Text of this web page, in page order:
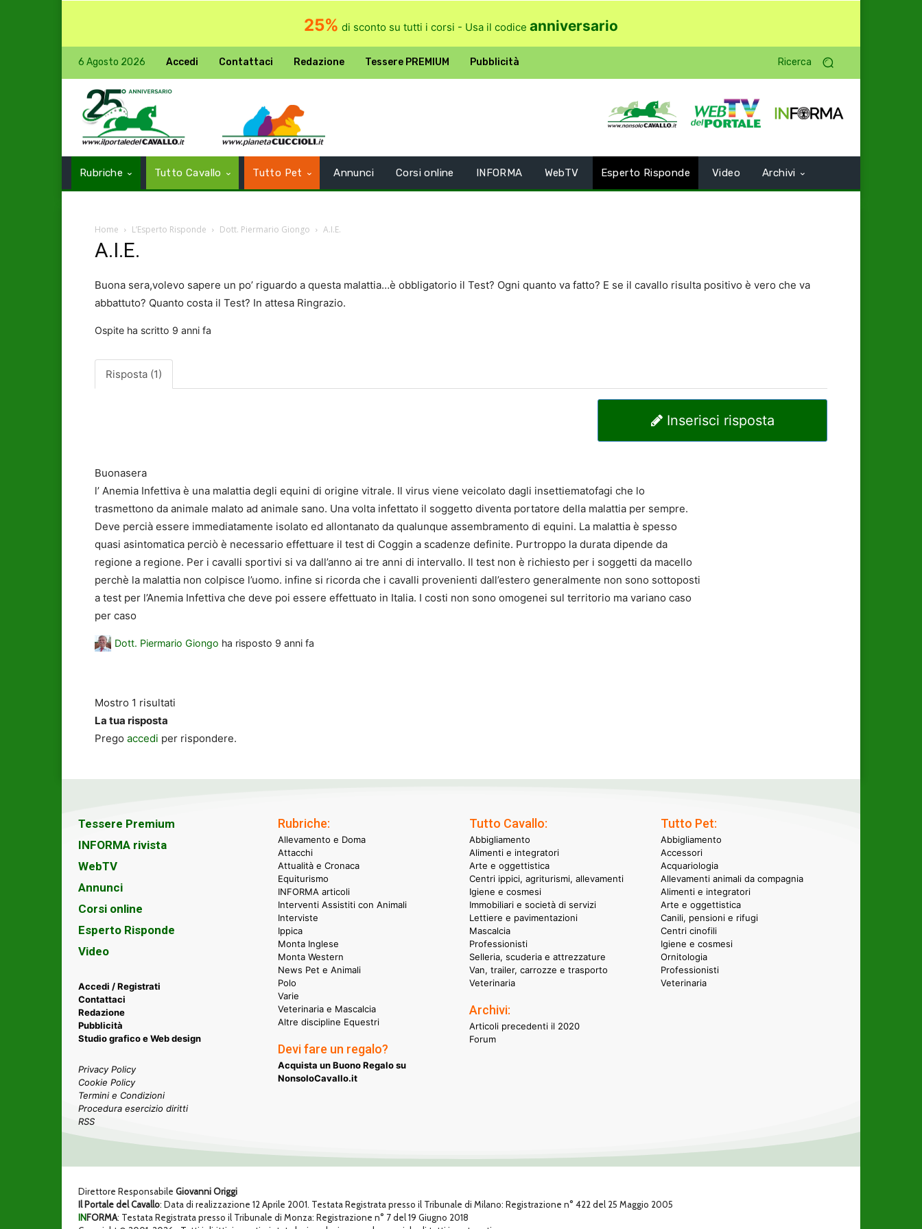
25% di sconto su tutti i corsi - Usa il codice anniversario
6 Agosto 2026 Accedi Contattaci Redazione Tessere PREMIUM Pubblicità Ricerca
Rubriche Tutto Cavallo Tutto Pet Annunci Corsi online INFORMA WebTV Esperto Risponde Video Archivi
Home L’Esperto Risponde Dott. Piermario Giongo A.I.E.
A.I.E.
Buona sera,volevo sapere un po’ riguardo a questa malattia…è obbligatorio il Test? Ogni quanto va fatto? E se il cavallo risulta positivo è vero che va
abbattuto? Quanto costa il Test? In attesa Ringrazio.
Ospite ha scritto 9 anni fa
Risposta (1)
Inserisci risposta
Buonasera
l’ Anemia Infettiva è una malattia degli equini di origine vitrale. Il virus viene veicolato dagli insettiematofagi che lo
trasmettono da animale malato ad animale sano. Una volta infettato il soggetto diventa portatore della malattia per sempre.
Deve percià essere immediatamente isolato ed allontanato da qualunque assembramento di equini. La malattia è spesso
quasi asintomatica perciò è necessario effettuare il test di Coggin a scadenze definite. Purtroppo la durata dipende da
regione a regione. Per i cavalli sportivi si va dall’anno ai tre anni di intervallo. Il test non è richiesto per i soggetti da macello
perchè la malattia non colpisce l’uomo. infine si ricorda che i cavalli provenienti dall’estero generalmente non sono sottoposti
a test per l’Anemia Infettiva che deve poi essere effettuato in Italia. I costi non sono omogenei sul territorio ma variano caso
per caso
Dott. Piermario Giongo ha risposto 9 anni fa
Mostro 1 risultati
La tua risposta
Prego accedi per rispondere.
Tessere Premium
INFORMA rivista
WebTV
Annunci
Corsi online
Esperto Risponde
Video
Accedi / Registrati
Contattaci
Redazione
Pubblicità
Studio grafico e Web design
Privacy Policy
Cookie Policy
Termini e Condizioni
Procedura esercizio diritti
RSS
Rubriche:
Allevamento e Doma
Attacchi
Attualità e Cronaca
Equiturismo
INFORMA articoli
Interventi Assistiti con Animali
Interviste
Ippica
Monta Inglese
Monta Western
News Pet e Animali
Polo
Varie
Veterinaria e Mascalcia
Altre discipline Equestri
Devi fare un regalo?
Acquista un Buono Regalo su
NonsoloCavallo.it
Tutto Cavallo:
Abbigliamento
Alimenti e integratori
Arte e oggettistica
Centri ippici, agriturismi, allevamenti
Igiene e cosmesi
Immobiliari e società di servizi
Lettiere e pavimentazioni
Mascalcia
Professionisti
Selleria, scuderia e attrezzature
Van, trailer, carrozze e trasporto
Veterinaria
Archivi:
Articoli precedenti il 2020
Forum
Tutto Pet:
Abbigliamento
Accessori
Acquariologia
Allevamenti animali da compagnia
Alimenti e integratori
Arte e oggettistica
Canili, pensioni e rifugi
Centri cinofili
Igiene e cosmesi
Ornitologia
Professionisti
Veterinaria
Direttore Responsabile Giovanni Origgi
Il Portale del Cavallo: Data di realizzazione 12 Aprile 2001. Testata Registrata presso il Tribunale di Milano: Registrazione n° 422 del 25 Maggio 2005
INFORMA: Testata Registrata presso il Tribunale di Monza: Registrazione n° 7 del 19 Giugno 2018